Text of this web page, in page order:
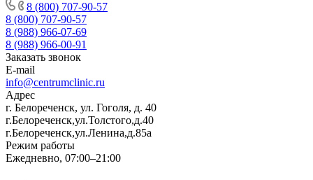
8 (800) 707-90-57
8 (800) 707-90-57
8 (988) 966-07-69
8 (988) 966-00-91
Заказать звонок
E-mail
info@centrumclinic.ru
Адрес
г. Белореченск, ул. Гоголя, д. 40
г.Белореченск,ул.Толстого,д.40
г.Белореченск,ул.Ленина,д.85а
Режим работы
Ежедневно, 07:00–21:00